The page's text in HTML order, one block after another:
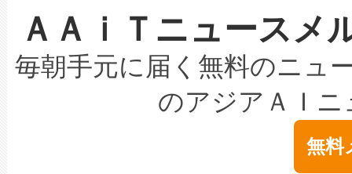
設には、3億～4億ドルかか
最高経営責任者（CEO）であ
す。「当社のfully-connected
ームを利用すれば、6,000万
きます。この効率性は、フェ
持できるよう貢献します。こ
ービスレベル契約（SLA）違
テリー性能の劣化によるダウ
念は、現在データセンターが
ます。 Voltaiq provides a
な環境下でも豊かなディテー
キロメートル範囲を検出
LiDAR for Inspections,
は1535 nmレーザーを搭載。
イズの小径化を実現すること
ＡＡｉＴニュース
毎朝手元に届く無料のニュ
のアジアＡＩ
無料